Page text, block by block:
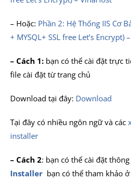
– Hoặc: Phần 2: Hệ Thống IIS Cơ
+ MYSQL+ SSL free Let’s Encrypt)
– Cách 1: bạn có thể cài đặt trực
file cài đặt từ trang chủ
Download tại đây: Download
Tại đây có nhiều ngôn ngữ và các
installer
– Cách 2: bạn có thể cài đặt
Installer bạn có thể tham khảo ở